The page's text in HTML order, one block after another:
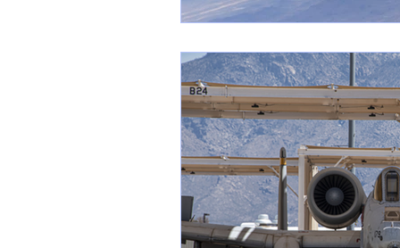
Airbus H145M
Tiltrotors